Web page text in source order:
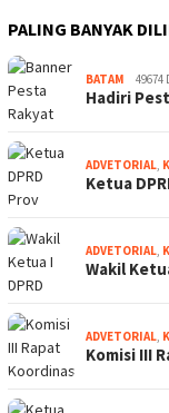
PALING BANYAK
BATAM
Hadiri
ADVETORIAL,
Ketua
ADVETORIAL,
Wakil
ADVETORIAL,
Komisi III